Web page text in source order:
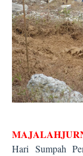
Hari Sumpah